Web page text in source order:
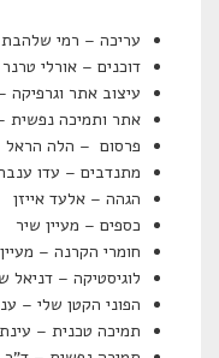
עריכה – רמי שלהבת
דוכנים – אורלי טרנר
עיצוב אתר וגרפיקה
אתר ותמיכה נפשית
פרסום – הלה הראל
מתנדבים – עדו ענבר
הגהה – אלעד אייזן
כספים – מעיין שיר
חומרי הקרנה –
לוגיסטיקה – דניאל
הפוני הקטן שלי –
תמיכה טכנית – עינת